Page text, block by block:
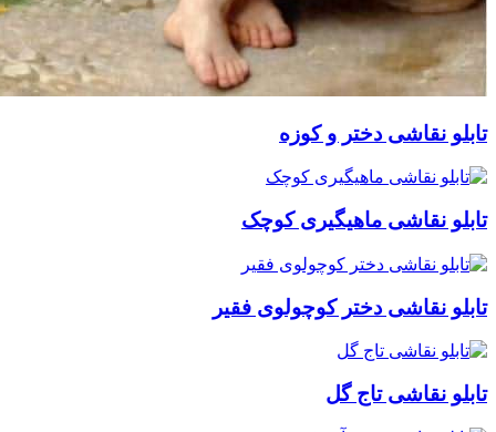
دختر و کوزه
ماهیگیری کوچک
دختر کوچولوی فقیر
تاج گل